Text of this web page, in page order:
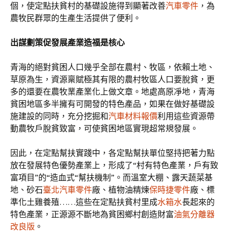
個，使定點扶貧村的基礎設施得到顯著改善汽車零件 ，為
農牧民群眾的生產生活提供了便利。
出謀劃策促發展產業造福是核心
青海的絕對貧困人口幾乎全部在農村、牧區，依賴土地、
草原為生，資源稟賦極其有限的農村牧區人口要脫貧，更
多的還要在農牧業產業化上做文章。地處高原凈地，青海
貧困地區多半擁有可開發的特色產品，如果在做好基礎設
施建設的同時，充分挖掘和汽車材料報價利用這些資源帶
動農牧戶脫貧致富，可使貧困地區實現超常規發展。
因此，在定點幫扶實踐中，各定點幫扶單位堅持把著力點
放在發展特色優勢產業上，形成了“村有特色產業，戶有致
富項目”的“造血式“幫扶機制”。而溫室大棚、露天蔬菜基
地、砂石臺北汽車零件廠、植物油精煉保時捷零件廠、標
準化土雞養殖……這些在定點扶貧村里成水箱水長起來的
特色產業，正源源不斷地為貧困鄉村創造財富油氣分離器
改良版 。